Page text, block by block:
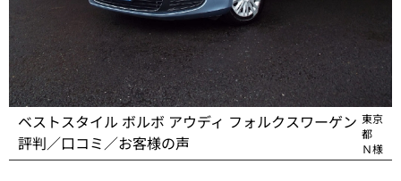
ベストスタイル ボルボ アウディ フォルクスワーゲン
評判／口コミ／お客様の声
東京
都
Ｎ様